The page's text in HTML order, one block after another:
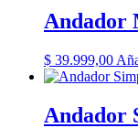
Andador
$ 39.999,00
Andador